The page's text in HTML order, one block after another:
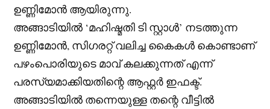
ഉണ്ണിമോൻ ആയിരുന്നു.
അങ്ങാടിയിൽ ‘മഹിഷ്മതി ടി സ്റ്റാൾ’ നടത്തുന്ന
ഉണ്ണിമോൻ, സിഗരറ്റ് വലിച്ച കൈകൾ കൊണ്ടാണ്
പഴംപൊരിയുടെ മാവ് കലക്കുന്നത് എന്ന്
പരസ്യമാക്കിയതിന്റെ ആഫ്റ്റർ ഇഫക്ട്.
അങ്ങാടിയിൽ തന്നെയുള്ള തന്റെ വീട്ടിൽ